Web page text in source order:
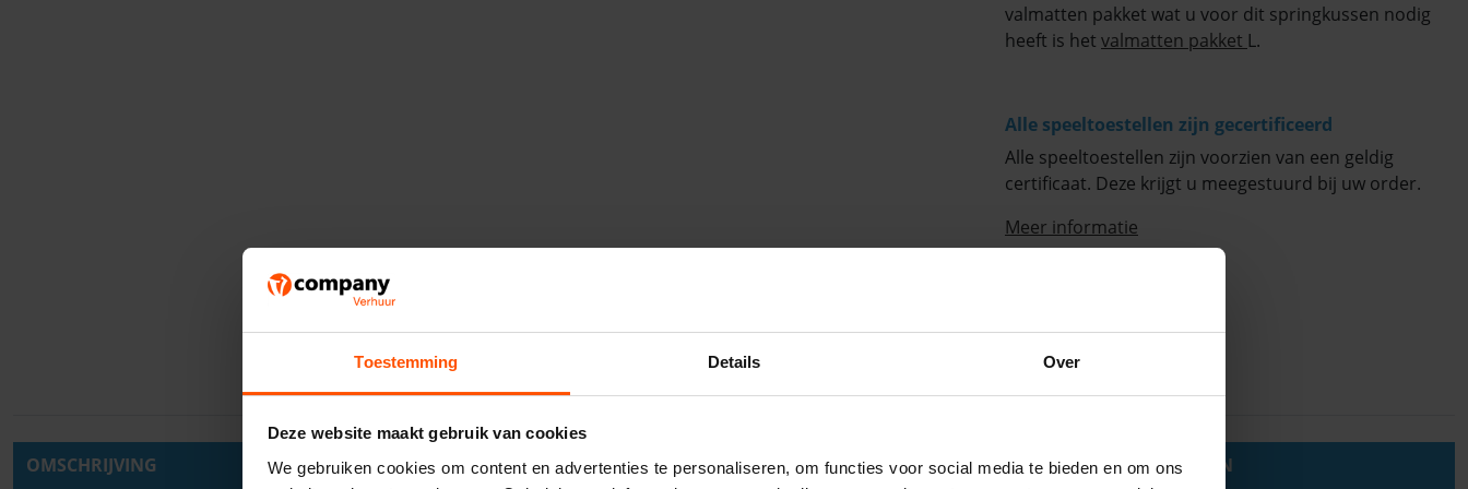
Toestemming Details Over
Deze website maakt gebruik van cookies
We gebruiken cookies om content en advertenties te personaliseren, om functies voor social media te bieden en om ons
valmatten pakket wat u voor dit springkussen nodig
heeft is het valmatten pakket L.
Alle speeltoestellen zijn gecertificeerd
Alle speeltoestellen zijn voorzien van een geldig
certificaat. Deze krijgt u meegestuurd bij uw order.
Meer informatie
OMSCHRIJVING PRODUCTEIGENSCHAPPEN